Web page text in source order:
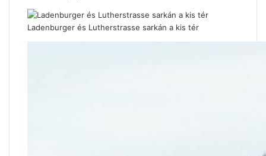
Ladenburger és Lutherstrasse sarkán a kis tér